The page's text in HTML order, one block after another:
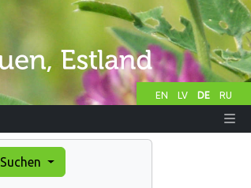
EN LV DE RU
Suchen